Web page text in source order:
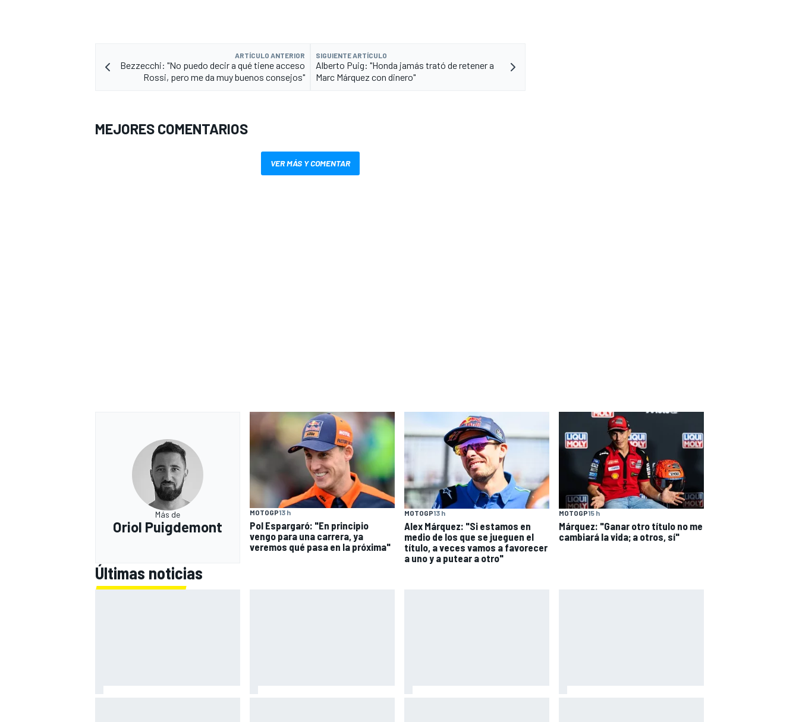
ARTÍCULO ANTERIOR
Bezzecchi: "No puedo decir a qué tiene acceso
Rossi, pero me da muy buenos consejos"
SIGUIENTE ARTÍCULO
Alberto Puig: "Honda jamás trató de retener a
Marc Márquez con dinero"
MEJORES COMENTARIOS
VER MÁS Y COMENTAR
Más de
Oriol Puigdemont
MOTOGP13 h
Pol Espargaró: "En principio
vengo para una carrera, ya
veremos qué pasa en la próxima"
MOTOGP13 h
Alex Márquez: "Si estamos en
medio de los que se jueguen el
título, a veces vamos a favorecer
a uno y a putear a otro"
MOTOGP15 h
Márquez: "Ganar otro título no me
cambiará la vida; a otros, sí"
Últimas noticias